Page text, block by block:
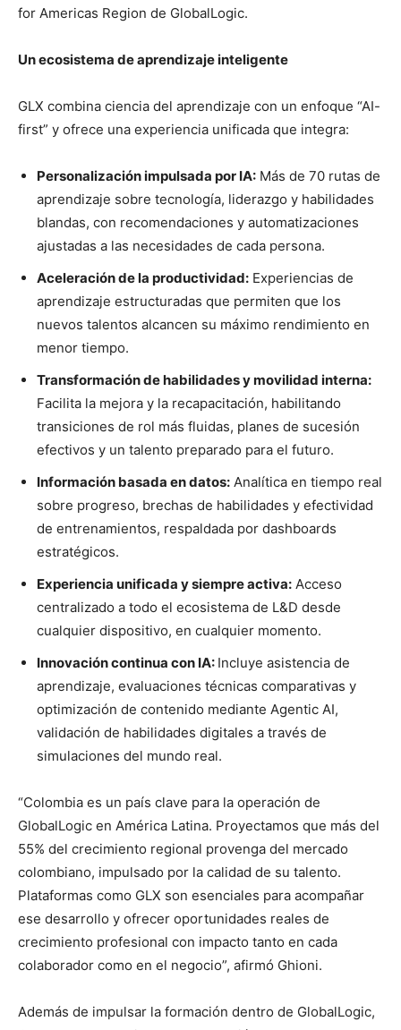
for Americas Region de GlobalLogic.
Un ecosistema de aprendizaje inteligente
GLX combina ciencia del aprendizaje con un enfoque “AI-
first” y ofrece una experiencia unificada que integra:
Personalización impulsada por IA: Más de 70 rutas de
aprendizaje sobre tecnología, liderazgo y habilidades
blandas, con recomendaciones y automatizaciones
ajustadas a las necesidades de cada persona.
Aceleración de la productividad: Experiencias de
aprendizaje estructuradas que permiten que los
nuevos talentos alcancen su máximo rendimiento en
menor tiempo.
Transformación de habilidades y movilidad interna:
Facilita la mejora y la recapacitación, habilitando
transiciones de rol más fluidas, planes de sucesión
efectivos y un talento preparado para el futuro.
Información basada en datos: Analítica en tiempo real
sobre progreso, brechas de habilidades y efectividad
de entrenamientos, respaldada por dashboards
estratégicos.
Experiencia unificada y siempre activa: Acceso
centralizado a todo el ecosistema de L&D desde
cualquier dispositivo, en cualquier momento.
Innovación continua con IA: Incluye asistencia de
aprendizaje, evaluaciones técnicas comparativas y
optimización de contenido mediante Agentic AI,
validación de habilidades digitales a través de
simulaciones del mundo real.
“Colombia es un país clave para la operación de
GlobalLogic en América Latina. Proyectamos que más del
55% del crecimiento regional provenga del mercado
colombiano, impulsado por la calidad de su talento.
Plataformas como GLX son esenciales para acompañar
ese desarrollo y ofrecer oportunidades reales de
crecimiento profesional con impacto tanto en cada
colaborador como en el negocio”, afirmó Ghioni.
Además de impulsar la formación dentro de GlobalLogic,